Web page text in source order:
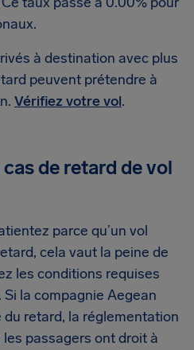
à destination avec plus
peuvent prétendre à
Vérifiez votre vol.
de retard de vol
parce qu’un vol
cela vaut la peine de
les conditions requises
la compagnie Aegean
retard, la réglementation
passagers ont droit à